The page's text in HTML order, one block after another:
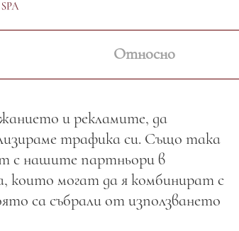
то е ангажимент към
от грижа за околната среда и
приготвени с пресни съставки
вкусове;
екосистема, всяка наша
Относно
и рекламите, да
трафика си. Също така
с нашите партньори в
които могат да я комбинират с
са събрали от използването